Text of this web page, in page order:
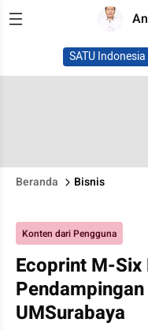
SATU
Beranda Bisnis
Konten dari Pengguna
Ecoprint M-
UMSurabaya